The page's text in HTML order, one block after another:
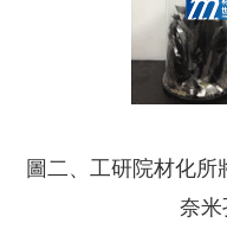
圖二、工研院材化
奈